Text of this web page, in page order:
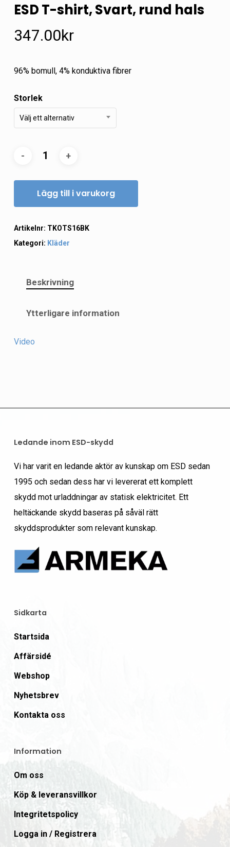
ESD T-shirt, Svart, rund hals
347.00kr
96% bomull, 4% konduktiva fibrer
Storlek
Välj ett alternativ
Lägg till i varukorg
Artikelnr: TKOTS16BK
Kategori: Kläder
Beskrivning
Ytterligare information
Video
Ledande inom ESD-skydd
Vi har varit en ledande aktör av kunskap om ESD sedan
1995 och sedan dess har vi levererat ett komplett
skydd mot urladdningar av statisk elektricitet. Ett
heltäckande skydd baseras på såväl rätt
skyddsprodukter som relevant kunskap.
Sidkarta
Startsida
Affärsidé
Webshop
Nyhetsbrev
Kontakta oss
Information
Om oss
Köp & leveransvillkor
Integritetspolicy
Logga in / Registrera